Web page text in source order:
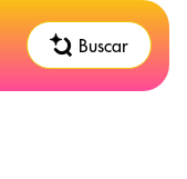
Buscar